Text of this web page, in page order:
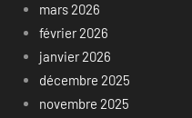
mars 2026
février 2026
janvier 2026
décembre 2025
novembre 2025